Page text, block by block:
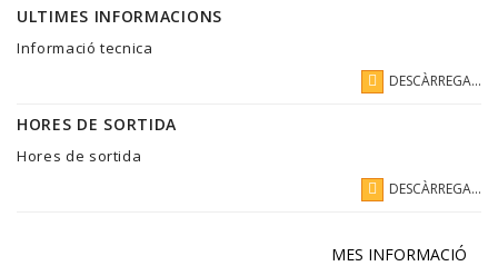
ULTIMES INFORMACIONS
Informació tecnica
DESCÀRREGA...
HORES DE SORTIDA
Hores de sortida
DESCÀRREGA...
MES INFORMACIÓ